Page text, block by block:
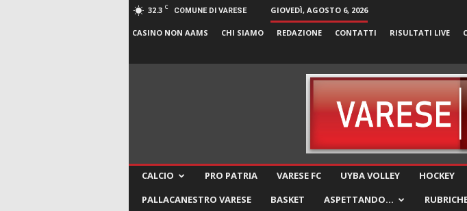
32.3 C COMUNE DI VARESE GIOVEDÌ, AGOSTO 6, 2026
CASINO NON AAMS CHI SIAMO REDAZIONE CONTATTI RISULTATI LIVE
CALCIO PRO PATRIA VARESE FC UYBA VOLLEY HOCKEY
PALLACANESTRO VARESE
BASKET ASPETTANDO…